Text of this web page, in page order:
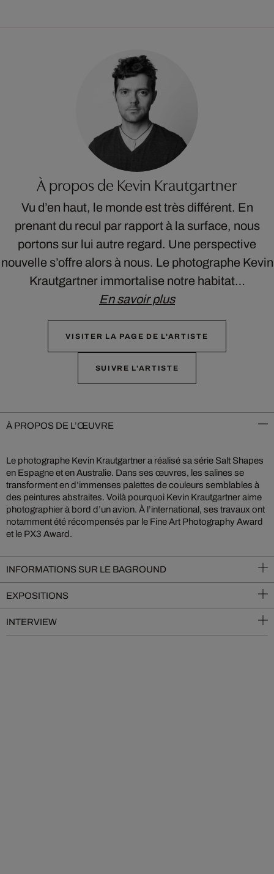
À propos de Kevin Krautgartner
Vu d’en haut, le monde est très différent. En
prenant du recul par rapport à la surface, nous
portons sur lui autre regard. Une perspective
nouvelle s’offre alors à nous. Le photographe Kevin
Krautgartner immortalise notre habitat…
En savoir plus
VISITER LA PAGE DE L'ARTISTE
SUIVRE L'ARTISTE
À PROPOS DE L’ŒUVRE
Le photographe Kevin Krautgartner a réalisé sa série Salt Shapes
en Espagne et en Australie. Dans ses œuvres, les salines se
transforment en d’immenses palettes de couleurs semblables à
des peintures abstraites. Voilà pourquoi Kevin Krautgartner aime
photographier à bord d’un avion. À l’international, ses travaux ont
notamment été récompensés par le Fine Art Photography Award
et le PX3 Award.
INFORMATIONS SUR LE BAGROUND
EXPOSITIONS
INTERVIEW